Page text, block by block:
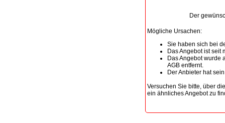
Der
Mögliche Ursachen:
Sie haben sich bei
Das Angebot ist seit
Das Angebot wurde
AGB entfernt.
Der Anbieter hat
Versuchen Sie bitte, über
ein ähnliches Angebot zu